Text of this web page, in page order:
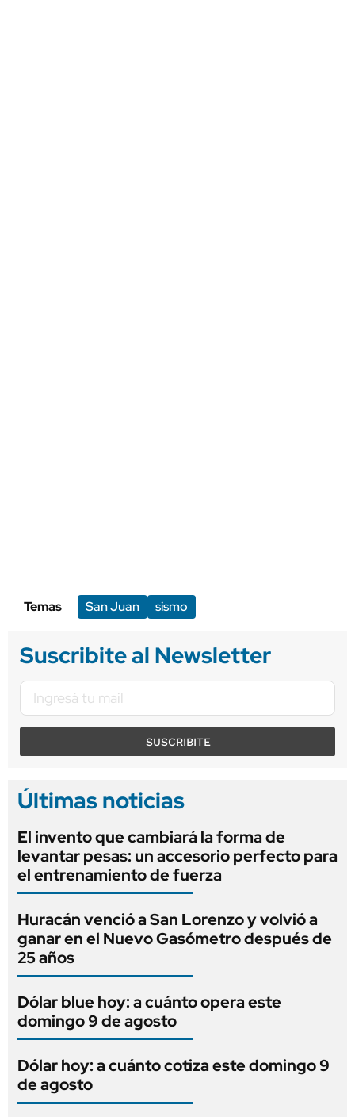
Temas San Juan sismo
Suscribite al Newsletter
SUSCRIBITE
Últimas noticias
El invento que cambiará la forma de
levantar pesas: un accesorio perfecto para
el entrenamiento de fuerza
Huracán venció a San Lorenzo y volvió a
ganar en el Nuevo Gasómetro después de
25 años
Dólar blue hoy: a cuánto opera este
domingo 9 de agosto
Dólar hoy: a cuánto cotiza este domingo 9
de agosto